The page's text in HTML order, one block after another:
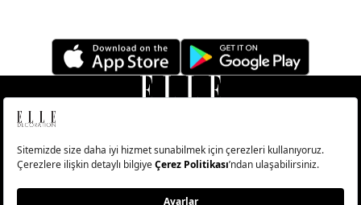
© Big Medya Teknoloji A.Ş. Altunizade Mahallesi Kuşbakışı